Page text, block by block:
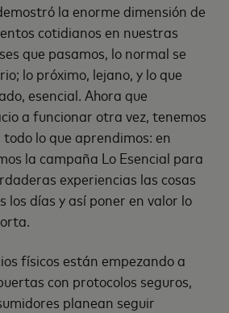
la enorme dimensión de
cotidianos en nuestras
que pasamos, lo normal se
lo próximo, lejano, y lo que
esencial. Ahora que
a funcionar otra vez, tenemos
lo que aprendimos: en
la campaña Lo Esencial para
experiencias las cosas
los días y así poner en valor lo
físicos están empezando a
con protocolos seguros,
planean seguir